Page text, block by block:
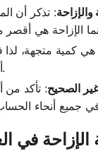
: تذكر أن
هي كمية متجهة، لذا
أهمية عن المقدار.
الصحيح: تأكد من
في